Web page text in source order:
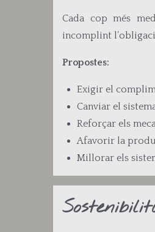
Cada cop més
incomplint
Propostes:
Exigir el
Canviar el
Reforçar els
Afavorir la
Millorar els